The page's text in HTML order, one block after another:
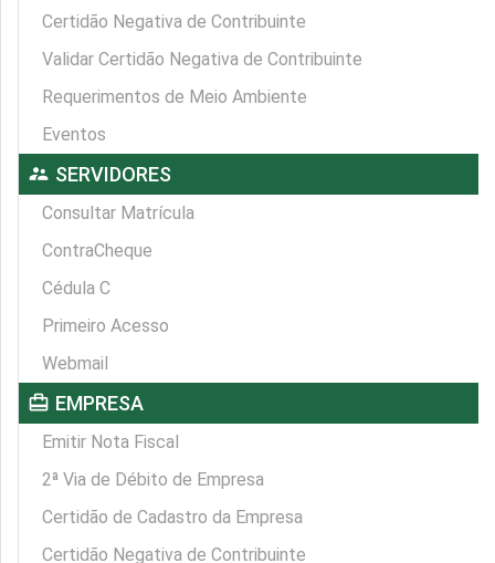
Certidão Negativa de Contribuinte
Validar Certidão Negativa de Contribuinte
Requerimentos de Meio Ambiente
Eventos
supervisor_account SERVIDORES
Consultar Matrícula
ContraCheque
Cédula C
Primeiro Acesso
Webmail
card_travel EMPRESA
Emitir Nota Fiscal
2ª Via de Débito de Empresa
Certidão de Cadastro da Empresa
Certidão Negativa de Contribuinte